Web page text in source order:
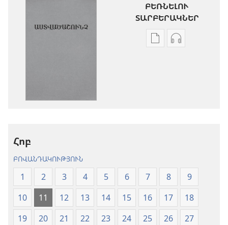
ԲԵՌՆԵԼՈՒ
ՏԱՐԲԵՐԱԿՆԵՐ
Թվային
Հոբ
ԲՈՎԱՆԴԱԿՈՒԹՅՈՒՆ
1 2 3 4 5 6 7 8
9
10
11 12 13 14 15 16 17
18
19
20 21 22 23 24 25 26
27